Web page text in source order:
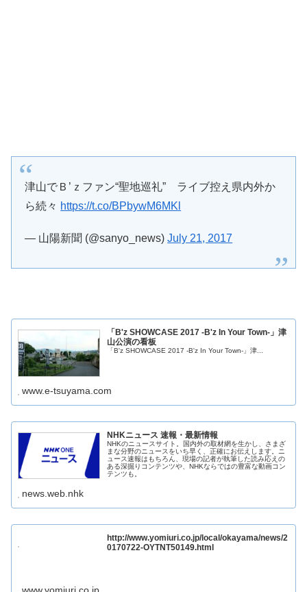
津山でＢ’ｚファン“聖地巡礼” ライブ控え県内外か
ら続々 https://t.co/BPbywM6MKl
— 山陽新聞 (@sanyo_news)July 21, 2017
「B'z SHOWCASE 2017 -B'z In Your Town-」津
山公演の看板
「B'z SHOWCASE 2017 -B'z In Your Town-」津...
www.e-tsuyama.com
NHKニュース 速報・最新情報
NHKのニュースサイト。国内外の取材網を生かし、さまざ
まな分野のニュースをいち早く、正確にお伝えします。ニ
ュース速報はもちろん、現場の記者が執筆した読み応えの
ある深掘りコンテンツや、NHKならではの豊富な動画コン
テンツも。
news.web.nhk
http://www.yomiuri.co.jp/local/okayama/news/2
0170722-OYTNT50149.html